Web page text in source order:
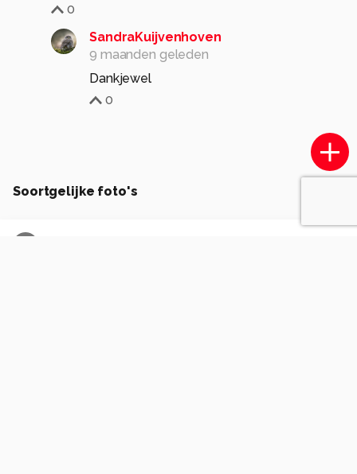
0
SandraKuijvenhoven
9 maanden geleden
Dankjewel
0
Soortgelijke foto's